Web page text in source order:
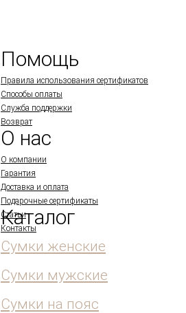
Помощь
Правила использования сертификатов
Способы оплаты
Служба поддержки
Возврат
О нас
О компании
Гарантия
Доставка и оплата
Подарочные сертификаты
Статьи
Контакты
Каталог
Сумки женские
Сумки мужские
Сумки на пояс